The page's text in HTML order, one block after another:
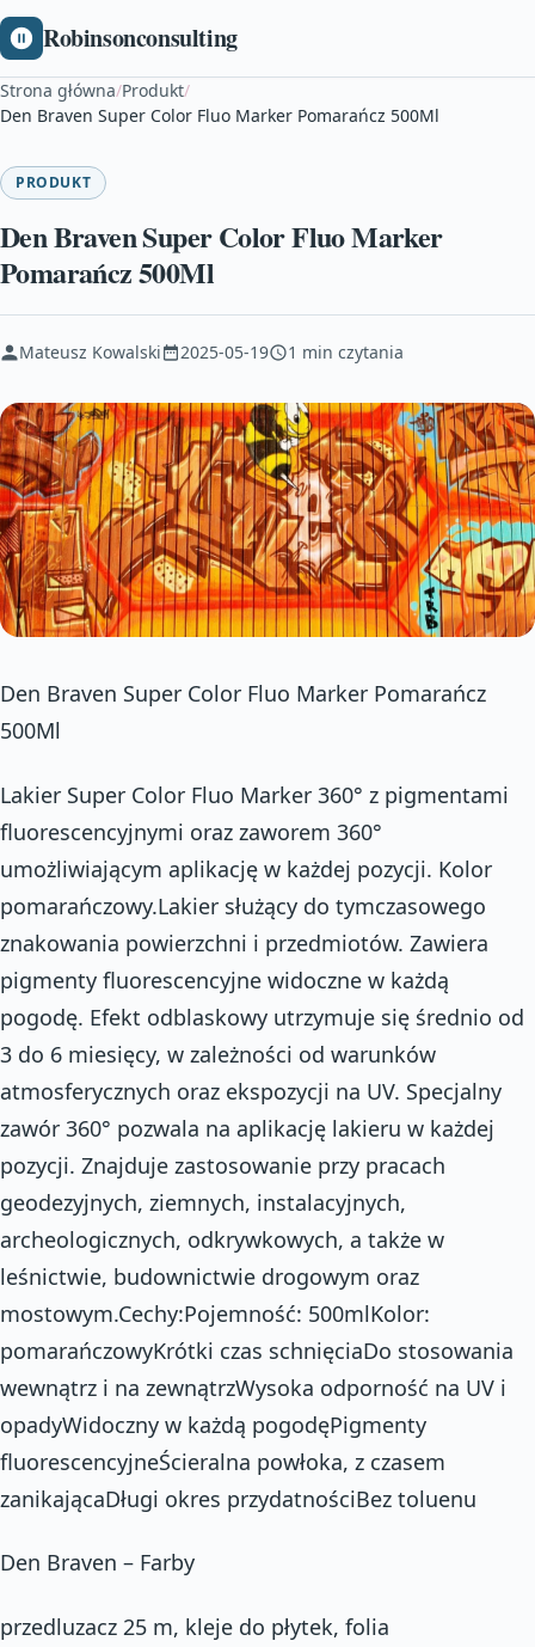
Robinsonconsulting
Strona główna/Produkt/
Den Braven Super Color Fluo Marker Pomarańcz 500Ml
PRODUKT
Den Braven Super Color Fluo Marker
Pomarańcz 500Ml
Mateusz Kowalski 2025-05-19 1 min czytania
Den Braven Super Color Fluo Marker Pomarańcz
500Ml
Lakier Super Color Fluo Marker 360° z pigmentami
fluorescencyjnymi oraz zaworem 360°
umożliwiającym aplikację w każdej pozycji. Kolor
pomarańczowy.Lakier służący do tymczasowego
znakowania powierzchni i przedmiotów. Zawiera
pigmenty fluorescencyjne widoczne w każdą
pogodę. Efekt odblaskowy utrzymuje się średnio od
3 do 6 miesięcy, w zależności od warunków
atmosferycznych oraz ekspozycji na UV. Specjalny
zawór 360° pozwala na aplikację lakieru w każdej
pozycji. Znajduje zastosowanie przy pracach
geodezyjnych, ziemnych, instalacyjnych,
archeologicznych, odkrywkowych, a także w
leśnictwie, budownictwie drogowym oraz
mostowym.Cechy:Pojemność: 500mlKolor:
pomarańczowyKrótki czas schnięciaDo stosowania
wewnątrz i na zewnątrzWysoka odporność na UV i
opadyWidoczny w każdą pogodęPigmenty
fluorescencyjneŚcieralna powłoka, z czasem
zanikającaDługi okres przydatnościBez toluenu
Den Braven – Farby
przedluzacz 25 m, kleje do płytek, folia